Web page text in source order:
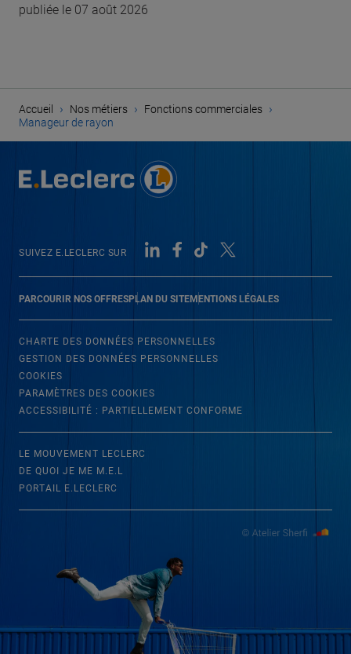
publiée le 07 août 2026
Accueil › Nos métiers › Fonctions commerciales ›
Manageur de rayon
PARCOURIR NOS OFFRESPLAN DU SITEMENTIONS LÉGALES
SUIVEZ E.LECLERC SUR
CHARTE DES DONNÉES PERSONNELLES
GESTION DES DONNÉES PERSONNELLES
COOKIES
PARAMÈTRES DES COOKIES
ACCESSIBILITÉ : PARTIELLEMENT CONFORME
LE MOUVEMENT LECLERC
DE QUOI JE ME M.E.L
PORTAIL E.LECLERC